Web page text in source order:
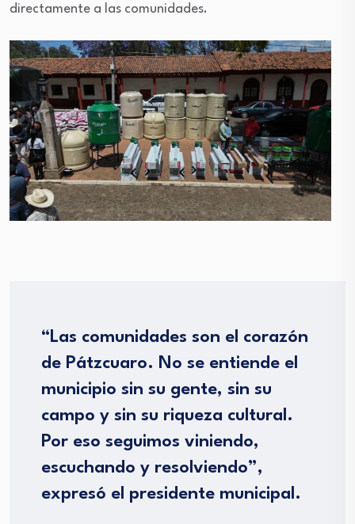
directamente a las comunidades.
“Las comunidades son el corazón
de Pátzcuaro. No se entiende el
municipio sin su gente, sin su
campo y sin su riqueza cultural.
Por eso seguimos viniendo,
escuchando y resolviendo”,
expresó el presidente municipal.